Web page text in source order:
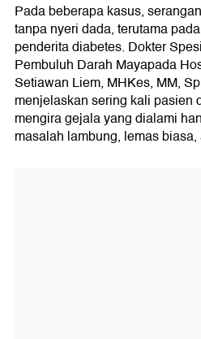
Pada beberapa kasus,
tanpa nyeri dada, terutama
penderita diabetes. Dokter
Pembuluh Darah Mayapada
Setiawan Liem, MHKes, MM,
menjelaskan sering kali pasien
mengira gejala yang dialami
masalah lambung, lemas